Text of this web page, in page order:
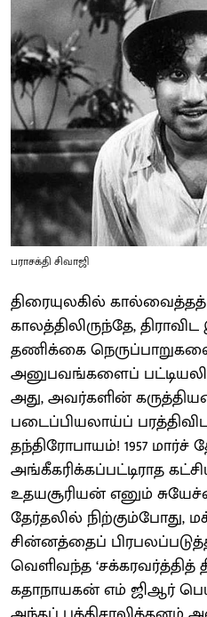
பராசக்தி சிவாஜி
திரையுலகில்
காலத்திலிருந்தே,
தணிக்கை
அனுபவங்களைப்
அது, அவர்களின்
படைப்பியலாய்ப்
தந்திரோபாயம்! 1957 மார்ச்
அங்கீகரிக்கப்பட்டிராத
உதயசூரியன் எனும்
தேர்தலில் நிற்கும்போது,
சின்னத்தைப் பிரபலப்படுத்த
வெளிவந்த ‘சக்கரவர்த்தித்
கதாநாயகன் எம் ஜிஆர்